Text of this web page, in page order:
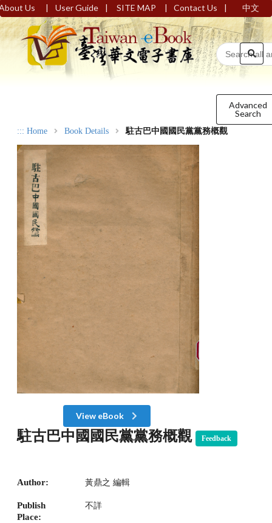
Us | User Guide | SITE MAP | Contact Us | 中文
Advanced
Search
::: Home Book Details 駐古巴中國國民黨黨務概觀
View eBook
駐古巴中國國民黨黨務概觀 Feedback
Author: 黃鼎之 編輯
Publish
Place:
不詳